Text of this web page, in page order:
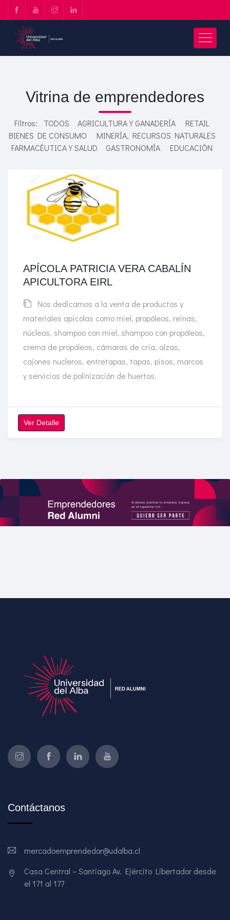
Vitrina de emprendedores
Filtros: TODOS AGRICULTURA Y GANADERÍA
RETAIL
BIENES DE CONSUMO
MINERÍA, RECURSOS NATURALES
FARMACÉUTICA Y SALUD
GASTRONOMÍA EDUCACIÓN
APÍCOLA PATRICIA VERA CABALÍN
APICULTORA EIRL
Nos dedicamos a la venta de productos y
materiales apícolas como miel, propóleos, reinas,
núcleos, shampoo con miel, shampoo con propóleos,
crema de propóleos, cámaras de cría, alzas,
cajones nucleros, entretapas, tapas, pisos, marcos
y servicios de polinización de huertos.
Ver Detalle
Contáctanos
mercadoemprendedor@udalba.cl
Casa Central – Santiago Av. Ejército Libertador desde
el 171 al 177